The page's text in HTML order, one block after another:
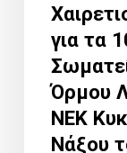
Σωματείου
Σμυριδωρυκτών
Όρμου
Λυώνα,
για τα
Όρμου
ΝΕΚ
Νάξου